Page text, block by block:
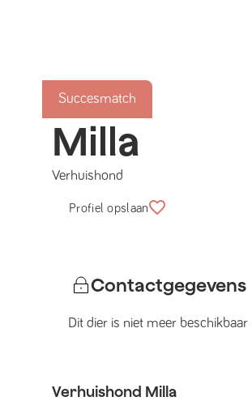
Succesmatch
Milla
Verhuishond
Profiel opslaan
Contactgegevens
Dit dier is niet meer beschikbaar
Verhuishond Milla